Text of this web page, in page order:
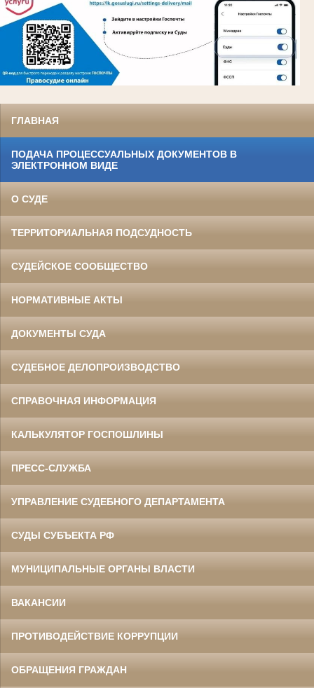
ГЛАВНАЯ
ПОДАЧА ПРОЦЕССУАЛЬНЫХ ДОКУМЕНТОВ В
ЭЛЕКТРОННОМ ВИДЕ
О СУДЕ
ТЕРРИТОРИАЛЬНАЯ ПОДСУДНОСТЬ
СУДЕЙСКОЕ СООБЩЕСТВО
НОРМАТИВНЫЕ АКТЫ
ДОКУМЕНТЫ СУДА
СУДЕБНОЕ ДЕЛОПРОИЗВОДСТВО
СПРАВОЧНАЯ ИНФОРМАЦИЯ
КАЛЬКУЛЯТОР ГОСПОШЛИНЫ
ПРЕСС-СЛУЖБА
УПРАВЛЕНИЕ СУДЕБНОГО ДЕПАРТАМЕНТА
СУДЫ СУБЪЕКТА РФ
МУНИЦИПАЛЬНЫЕ ОРГАНЫ ВЛАСТИ
ВАКАНСИИ
ПРОТИВОДЕЙСТВИЕ КОРРУПЦИИ
ОБРАЩЕНИЯ ГРАЖДАН